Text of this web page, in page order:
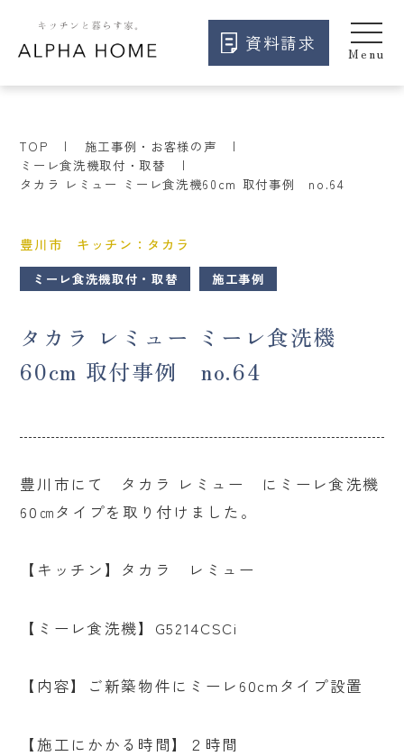
資料請求
TOP
施工事例・お客様の声
ミーレ食洗機取付・取替
タカラ レミュー ミーレ食洗機60cm 取付事例 no.64
豊川市 キッチン：タカラ
ミーレ食洗機取付・取替 施工事例
タカラ レミュー ミーレ食洗機
60cm 取付事例 no.64
豊川市にて タカラ レミュー にミーレ食洗機
60㎝タイプを取り付けました。
【キッチン】タカラ レミュー
【ミーレ食洗機】G5214CSCi
【内容】ご新築物件にミーレ60cmタイプ設置
【施工にかかる時間】２時間